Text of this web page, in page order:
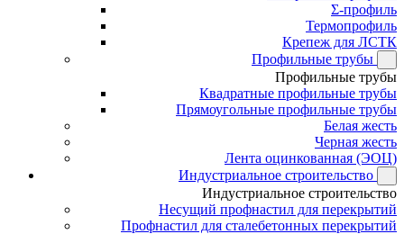
Σ-профиль
Термопрофиль
Крепеж для ЛСТК
Профильные трубы
Профильные трубы
Квадратные профильные трубы
Прямоугольные профильные трубы
Белая жесть
Черная жесть
Лента оцинкованная (ЭОЦ)
Индустриальное строительство
Индустриальное строительство
Несущий профнастил для перекрытий
Профнастил для сталебетонных перекрытий